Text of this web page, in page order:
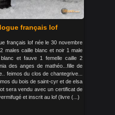
français lof
français lof née le 30 novembre
males caille blanc et noir 1 male
et fauve 1 femelle caille 2
des anges de mathéo...fille de
feimos du clos de chantegrive...
du bois de saint-cyr et de elsa
sera vendu avec un certificat de
et inscrit au lof (livre (...)